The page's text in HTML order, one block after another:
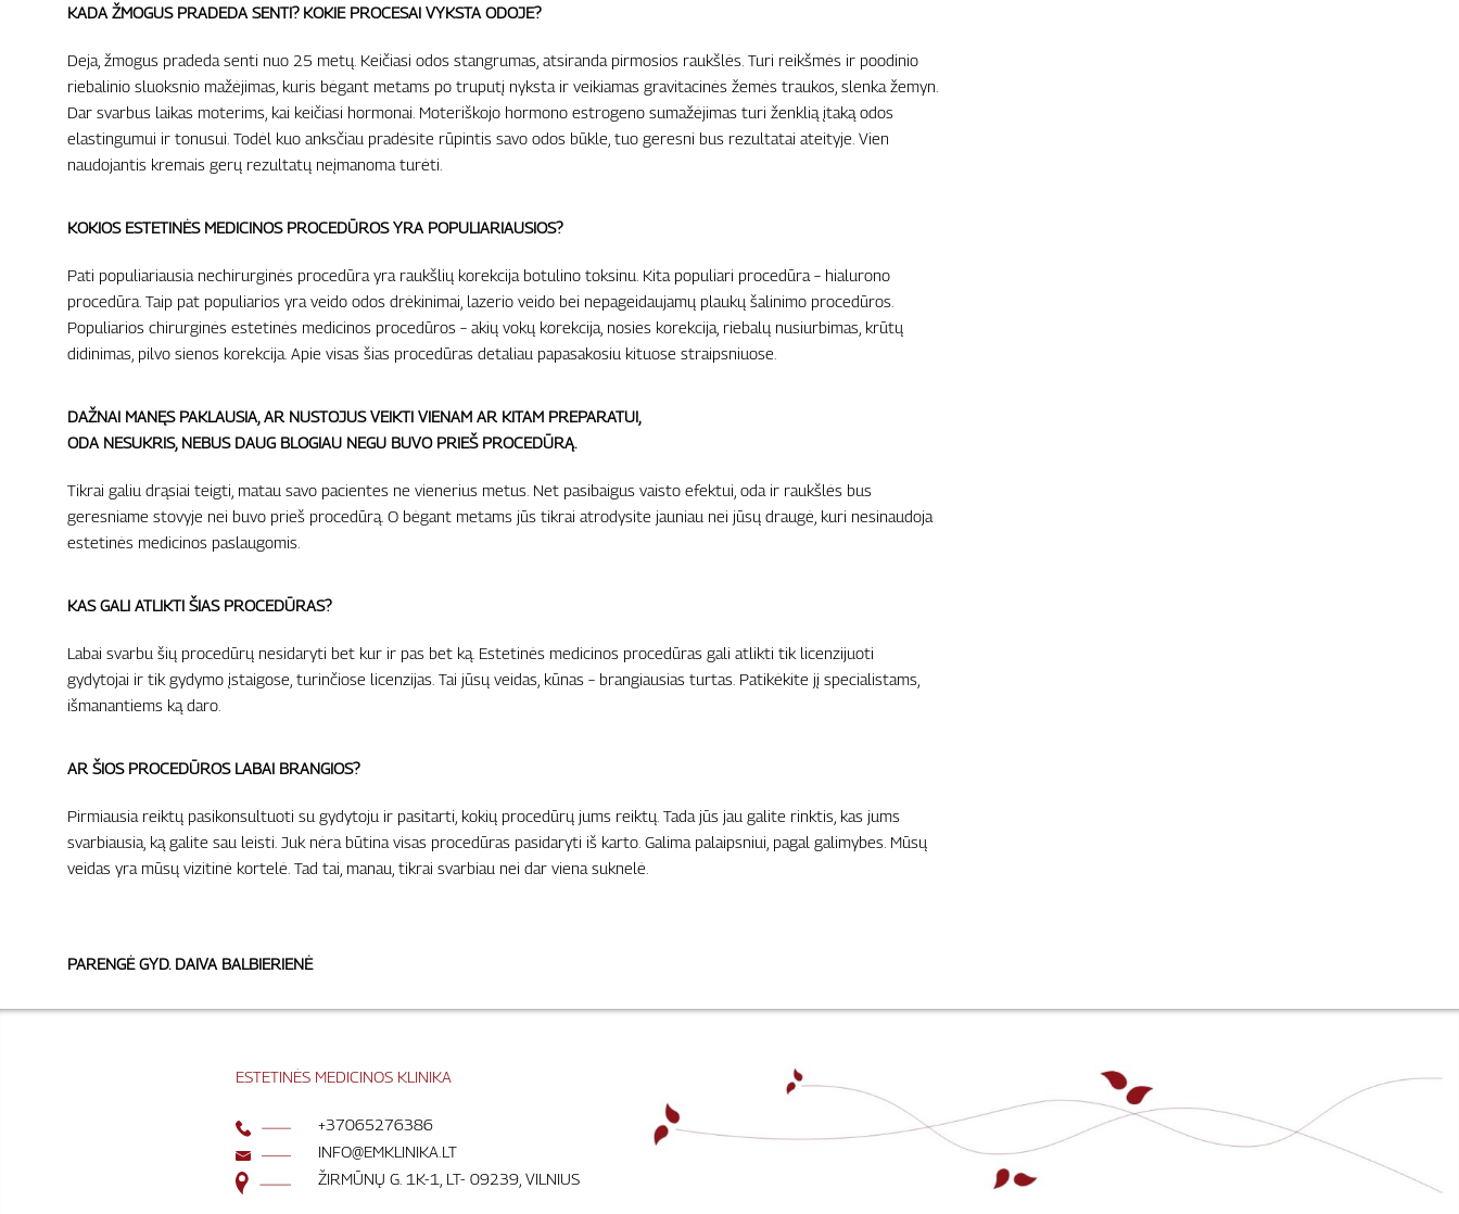
KADA ŽMOGUS PRADEDA SENTI? KOKIE PROCESAI VYKSTA ODOJE?
Deja, žmogus pradeda senti nuo 25 metų. Keičiasi odos stangrumas, atsiranda pirmosios raukšlės. Turi reikšmės ir poodinio
riebalinio sluoksnio mažėjimas, kuris bėgant metams po truputį nyksta ir veikiamas gravitacinės žemės traukos, slenka žemyn.
Dar svarbus laikas moterims, kai keičiasi hormonai. Moteriškojo hormono estrogeno sumažėjimas turi ženklią įtaką odos
elastingumui ir tonusui. Todėl kuo anksčiau pradėsite rūpintis savo odos būkle, tuo geresni bus rezultatai ateityje. Vien
naudojantis kremais gerų rezultatų neįmanoma turėti.
KOKIOS ESTETINĖS MEDICINOS PROCEDŪROS YRA POPULIARIAUSIOS?
Pati populiariausia nechirurginės procedūra yra raukšlių korekcija botulino toksinu. Kita populiari procedūra – hialurono
procedūra. Taip pat populiarios yra veido odos drėkinimai, lazerio veido bei nepageidaujamų plaukų šalinimo procedūros.
Populiarios chirurginės estetinės medicinos procedūros – akių vokų korekcija, nosies korekcija, riebalų nusiurbimas, krūtų
didinimas, pilvo sienos korekcija. Apie visas šias procedūras detaliau papasakosiu kituose straipsniuose.
DAŽNAI MANĘS PAKLAUSIA, AR NUSTOJUS VEIKTI VIENAM AR KITAM PREPARATUI,
ODA NESUKRIS, NEBUS DAUG BLOGIAU NEGU BUVO PRIEŠ PROCEDŪRĄ.
Tikrai galiu drąsiai teigti, matau savo pacientes ne vienerius metus. Net pasibaigus vaisto efektui, oda ir raukšlės bus
geresniame stovyje nei buvo prieš procedūrą. O bėgant metams jūs tikrai atrodysite jauniau nei jūsų draugė, kuri nesinaudoja
estetinės medicinos paslaugomis.
KAS GALI ATLIKTI ŠIAS PROCEDŪRAS?
Labai svarbu šių procedūrų nesidaryti bet kur ir pas bet ką. Estetinės medicinos procedūras gali atlikti tik licenzijuoti
gydytojai ir tik gydymo įstaigose, turinčiose licenzijas. Tai jūsų veidas, kūnas – brangiausias turtas. Patikėkite jį specialistams,
išmanantiems ką daro.
AR ŠIOS PROCEDŪROS LABAI BRANGIOS?
Pirmiausia reiktų pasikonsultuoti su gydytoju ir pasitarti, kokių procedūrų jums reiktų. Tada jūs jau galite rinktis, kas jums
svarbiausia, ką galite sau leisti. Juk nėra būtina visas procedūras pasidaryti iš karto. Galima palaipsniui, pagal galimybes. Mūsų
veidas yra mūsų vizitinė kortelė. Tad tai, manau, tikrai svarbiau nei dar viena suknelė.
PARENGĖ GYD. DAIVA BALBIERIENĖ
ESTETINĖS MEDICINOS KLINIKA
+37065276386
INFO@EMKLINIKA.LT
ŽIRMŪNŲ G. 1K-1, LT- 09239, VILNIUS